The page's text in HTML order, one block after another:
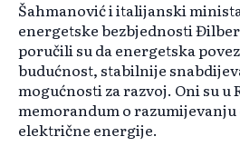
Šahmanović i italijanski
energetske bezbjednosti
poručili su da energetska
budućnost, stabilnije
mogućnosti za razvoj. Oni su u
memorandum o
električne energije.